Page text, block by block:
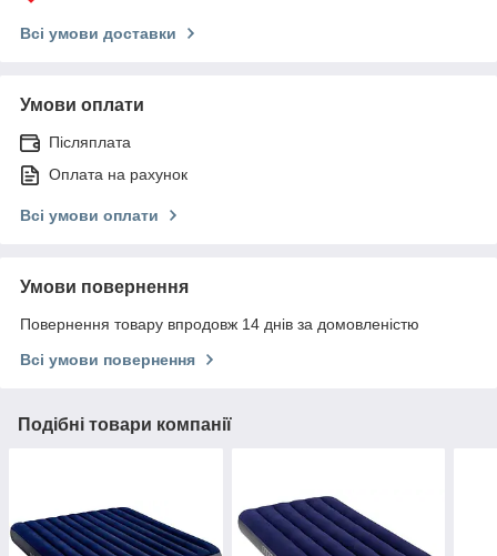
Всі умови доставки
Умови оплати
Післяплата
Оплата на рахунок
Всі умови оплати
Умови повернення
Повернення товару впродовж 14 днів за домовленістю
Всі умови повернення
Подібні товари компанії